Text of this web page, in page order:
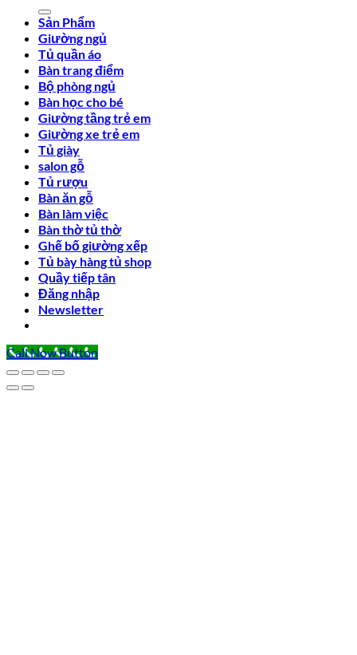
kiếm:
Sản Phẩm
Giường ngủ
Tủ quần áo
Bàn trang điểm
Bộ phòng ngủ
Bàn học cho bé
Giường tầng trẻ em
Giường xe trẻ em
Tủ giày
salon gỗ
Tủ rượu
Bàn ăn gỗ
Bàn làm việc
Bàn thờ tủ thờ
Ghế bố giường xếp
Tủ bày hàng tủ shop
Quầy tiếp tân
Đăng nhập
Newsletter
Call Now Button